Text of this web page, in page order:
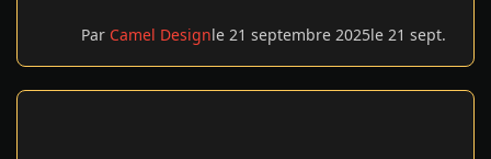
Par Camel Designle 21 septembre 2025le 21 sept.